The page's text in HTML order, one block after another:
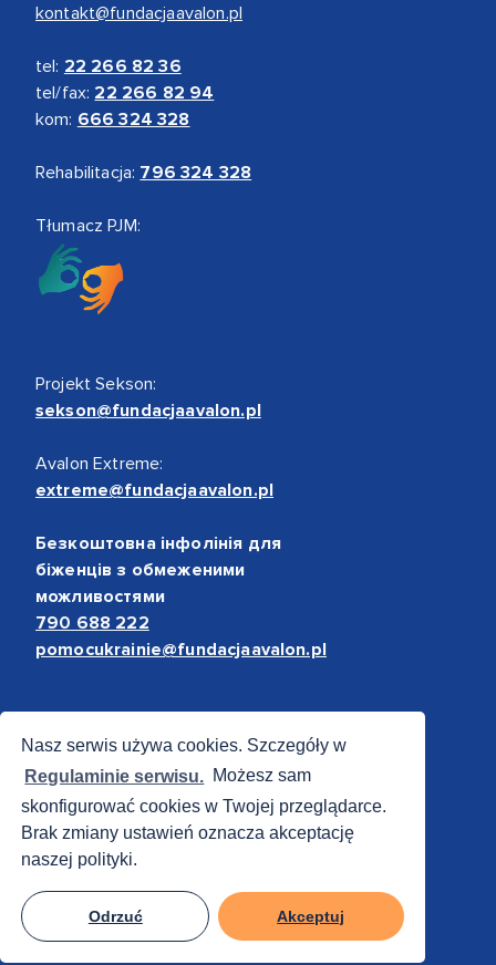
Nasz serwis używa cookies. Szczegóły w
Regulaminie serwisu. Możesz sam
skonfigurować cookies w Twojej przeglądarce.
Brak zmiany ustawień oznacza akceptację
naszej polityki.
Odrzuć Akceptuj
kontakt@fundacjaavalon.pl
tel: 22 266 82 36
tel/fax: 22 266 82 94
kom: 666 324 328
Rehabilitacja: 796 324 328
Tłumacz PJM:
Projekt Sekson:
sekson@fundacjaavalon.pl
Avalon Extreme:
extreme@fundacjaavalon.pl
Безкоштовна інфолінія для
біженців з обмеженими
можливостями
790 688 222
pomocukrainie@fundacjaavalon.pl
Bezpieczne płatności
© 2012 - 2026 Fundacja Avalon